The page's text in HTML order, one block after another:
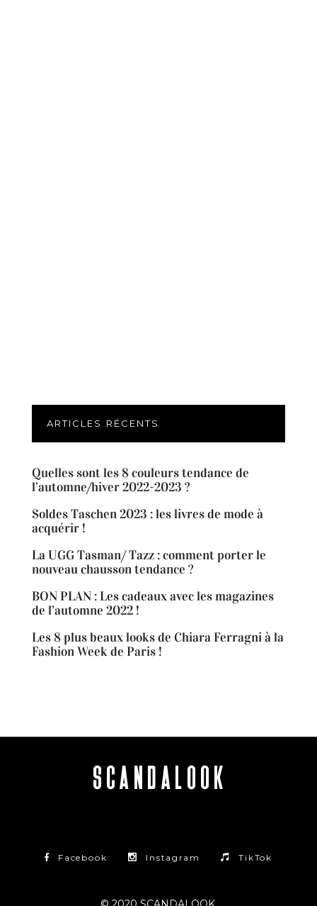
ARTICLES RÉCENTS
Quelles sont les 8 couleurs tendance de
l’automne/hiver 2022-2023 ?
Soldes Taschen 2023 : les livres de mode à
acquérir !
La UGG Tasman/ Tazz : comment porter le
nouveau chausson tendance ?
BON PLAN : Les cadeaux avec les magazines
de l’automne 2022 !
Les 8 plus beaux looks de Chiara Ferragni à la
Fashion Week de Paris !
Facebook Instagram TikTok